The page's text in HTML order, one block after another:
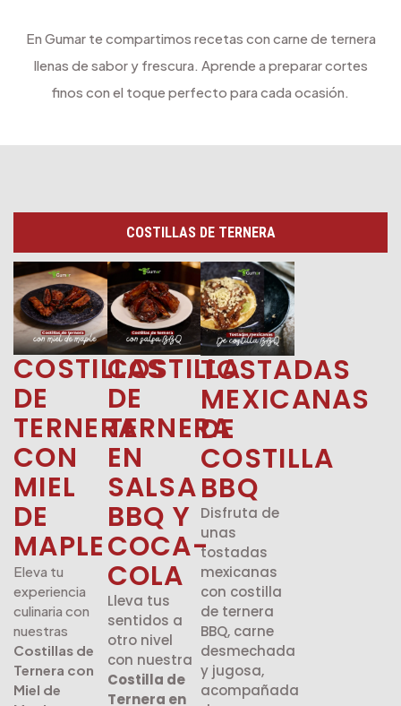
En Gumar te compartimos recetas con carne de ternera
llenas de sabor y frescura. Aprende a preparar cortes
finos con el toque perfecto para cada ocasión.
COSTILLAS DE TERNERA
COSTILLAS
DE
TERNERA
CON
MIEL
DE
MAPLE
Eleva tu
experiencia
culinaria con
nuestras
Costillas de
Ternera con
Miel de
COSTILLA
DE
TERNERA
EN
SALSA
BBQ Y
COCA-
COLA
Lleva tus
sentidos a
otro nivel
con nuestra
Costilla de
Ternera en
TOSTADAS
MEXICANAS
DE
COSTILLA
BBQ
Disfruta de
unas
tostadas
mexicanas
con costilla
de ternera
BBQ, carne
desmechada
y jugosa,
acompañada